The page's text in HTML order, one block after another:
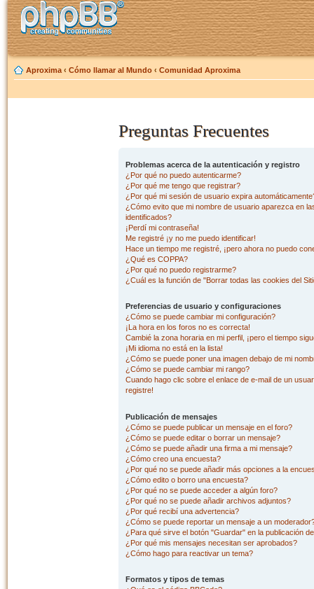
Aproxima ‹ Cómo llamar al Mundo ‹ Comunidad Aproxima
Preguntas Frecuentes
Problemas acerca de la autenticación y registro
¿Por qué no puedo autenticarme?
¿Por qué me tengo que registrar?
¿Por qué mi sesión de usuario expira
¿Cómo evito que mi nombre de usuario aparezca en
identificados?
¡Perdí mi contraseña!
Me registré ¡y no me puedo identificar!
Hace un tiempo me registré, ¡pero ahora no puedo
¿Qué es COPPA?
¿Por qué no puedo registrarme?
¿Cuál es la función de "Borrar todas las cookies del
Preferencias de usuario y configuraciones
¿Cómo se puede cambiar mi configuración?
¡La hora en los foros no es correcta!
Cambié la zona horaria en mi perfil, ¡pero el tiempo
¡Mi idioma no está en la lista!
¿Cómo se puede poner una imagen debajo de mi
¿Cómo se puede cambiar mi rango?
Cuando hago clic sobre el enlace de e-mail de un
registre!
Publicación de mensajes
¿Cómo se puede publicar un mensaje en el foro?
¿Cómo se puede editar o borrar un mensaje?
¿Cómo se puede añadir una firma a mi mensaje?
¿Cómo creo una encuesta?
¿Por qué no se puede añadir más opciones a la
¿Cómo edito o borro una encuesta?
¿Por qué no se puede acceder a algún foro?
¿Por qué no se puede añadir archivos adjuntos?
¿Por qué recibí una advertencia?
¿Cómo se puede reportar un mensaje a un
¿Para qué sirve el botón "Guardar" en la publicación
¿Por qué mis mensajes necesitan ser aprobados?
¿Cómo hago para reactivar un tema?
Formatos y tipos de temas